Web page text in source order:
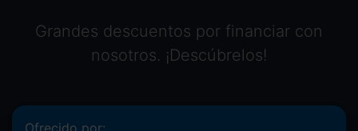
Grandes descuentos por financiar con
nosotros. ¡Descúbrelos!